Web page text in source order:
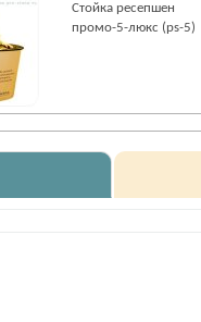
Стойка ресепшен
промо-5-люкс (ps-5)